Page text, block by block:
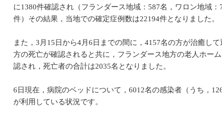
に1380件確認され（フランダース地域：587名，ワロン地域
件）その結果，当地での確定症例数は22194件となりました。
また，3月15日から4月6日までの間に，4157名の方が治癒し
方の死亡が確認されると共に，フランダース地方の老人ホー
認され，死亡者の合計は2035名となりました。
6日現在，病院のベッドについて，6012名の感染者（うち，
が利用している状況です。